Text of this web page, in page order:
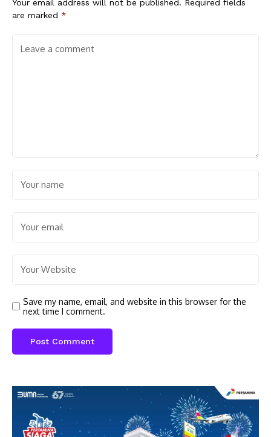
Your email address will not be published. Required fields
are marked *
Save my name, email, and website in this browser for the
next time I comment.